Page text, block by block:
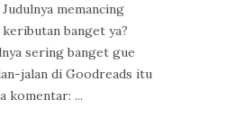
Judulnya memancing
keributan banget ya?
sering banget gue
jalan di Goodreads itu
komentar: ...